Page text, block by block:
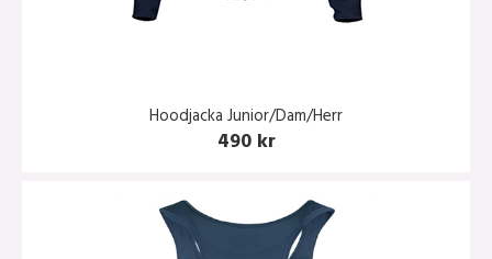
Hoodjacka Junior/Dam/Herr
490 kr